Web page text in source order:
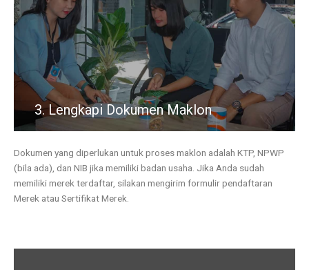
3. Lengkapi Dokumen Maklon
Dokumen yang diperlukan untuk proses maklon adalah KTP, NPWP
(bila ada), dan NIB jika memiliki badan usaha. Jika Anda sudah
memiliki merek terdaftar, silakan mengirim formulir pendaftaran
Merek atau Sertifikat Merek.